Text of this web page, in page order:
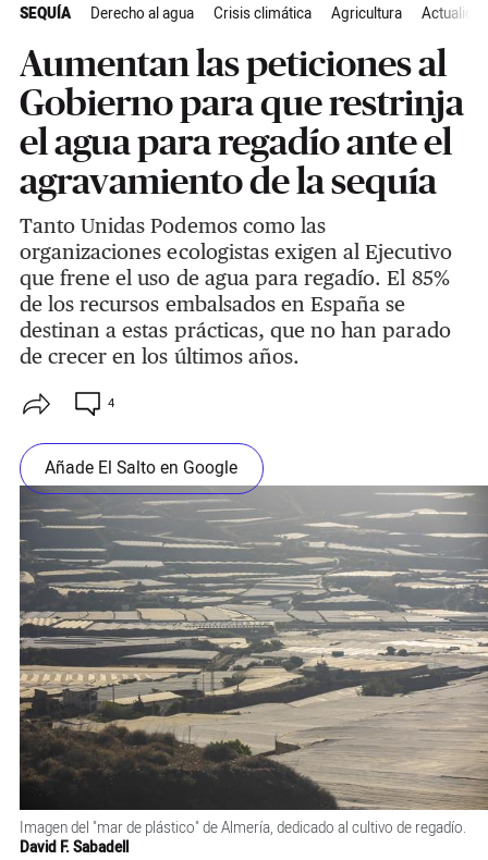
SEQUÍA Derecho al agua Crisis climática Agricultura
Aumentan las peticiones al
Gobierno para que restrinja
el agua para regadío ante el
agravamiento de la sequía
Tanto Unidas Podemos como las
organizaciones ecologistas exigen al Ejecutivo
que frene el uso de agua para regadío. El 85%
de los recursos embalsados en España se
destinan a estas prácticas, que no han parado
de crecer en los últimos años.
4
Añade El Salto en Google
Imagen del "mar de plástico" de Almería, dedicado al cultivo de regadío.
David F. Sabadell